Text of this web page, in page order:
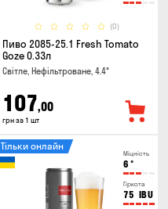
(0)
Пиво 2085-25.1 Fresh Tomato
Goze 0.33л
Світле, Нефільтроване, 4.4°
107,00
грн за 1 шт
Міцність
6 °
Гіркота
75 IBU
Тільки онлайн